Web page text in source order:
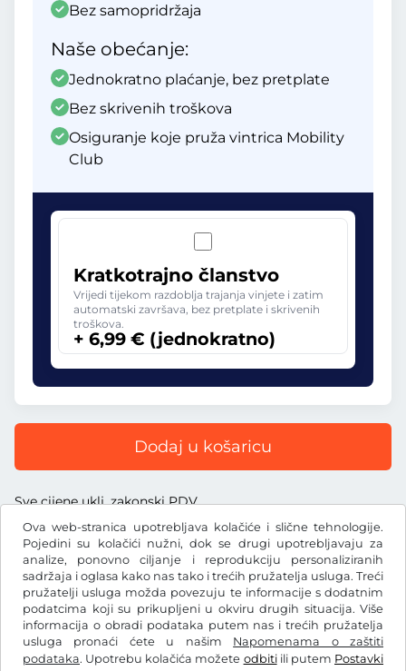
Ova web-stranica upotrebljava kolačiće i slične tehnologije.
Pojedini su kolačići nužni, dok se drugi upotrebljavaju za
analize, ponovno ciljanje i reprodukciju personaliziranih
sadržaja i oglasa kako nas tako i trećih pružatelja usluga. Treći
pružatelji usluga možda povezuju te informacije s dodatnim
podatcima koji su prikupljeni u okviru drugih situacija. Više
informacija o obradi podataka putem nas i trećih pružatelja
usluga pronaći ćete u našim Napomenama o zaštiti
podataka. Upotrebu kolačića možete odbitiili putem Postavki
Bez samopridržaja
Naše obećanje:
Jednokratno plaćanje, bez pretplate
Bez skrivenih troškova
Osiguranje koje pruža vintrica Mobility
Club
Kratkotrajno članstvo
Vrijedi tijekom razdoblja trajanja vinjete i zatim
automatski završava, bez pretplate i skrivenih
troškova.
+ 6,99 € (jednokratno)
Dodaj u košaricu
Sve cijene uklj. zakonski PDV
€EUR
Facebook Instagram